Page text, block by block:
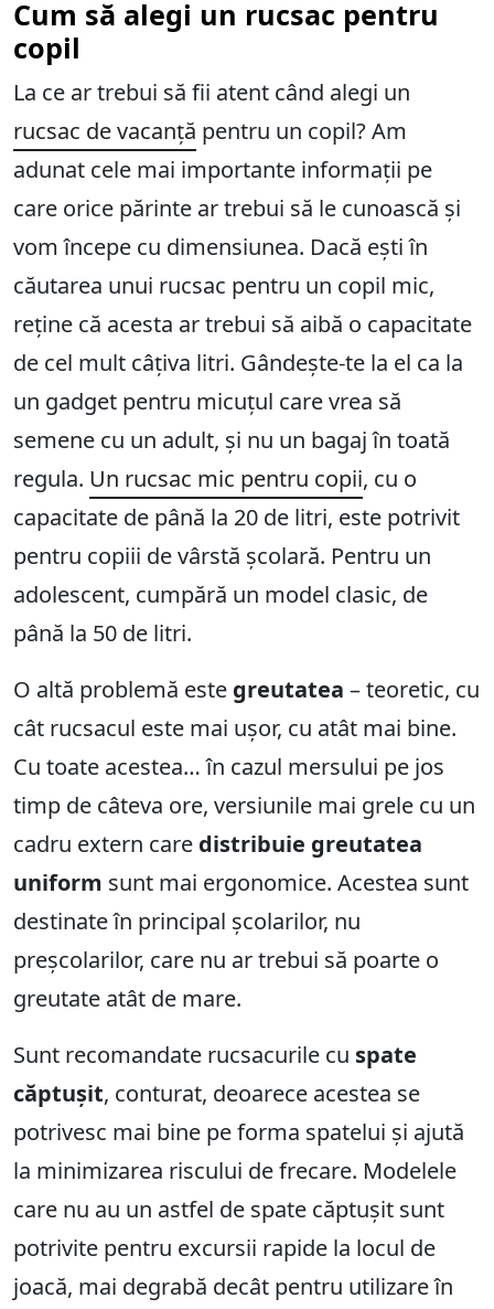
Cum să alegi un rucsac pentru
copil
La ce ar trebui să fii atent când alegi un
rucsac de vacanță pentru un copil? Am
adunat cele mai importante informații pe
care orice părinte ar trebui să le cunoască și
vom începe cu dimensiunea. Dacă ești în
căutarea unui rucsac pentru un copil mic,
reține că acesta ar trebui să aibă o capacitate
de cel mult câțiva litri. Gândește-te la el ca la
un gadget pentru micuțul care vrea să
semene cu un adult, și nu un bagaj în toată
regula. Un rucsac mic pentru copii, cu o
capacitate de până la 20 de litri, este potrivit
pentru copiii de vârstă școlară. Pentru un
adolescent, cumpără un model clasic, de
până la 50 de litri.
O altă problemă este greutatea – teoretic, cu
cât rucsacul este mai ușor, cu atât mai bine.
Cu toate acestea… în cazul mersului pe jos
timp de câteva ore, versiunile mai grele cu un
cadru extern care distribuie greutatea
uniform sunt mai ergonomice. Acestea sunt
destinate în principal școlarilor, nu
preșcolarilor, care nu ar trebui să poarte o
greutate atât de mare.
Sunt recomandate rucsacurile cu spate
căptușit, conturat, deoarece acestea se
potrivesc mai bine pe forma spatelui și ajută
la minimizarea riscului de frecare. Modelele
care nu au un astfel de spate căptușit sunt
potrivite pentru excursii rapide la locul de
joacă, mai degrabă decât pentru utilizare în